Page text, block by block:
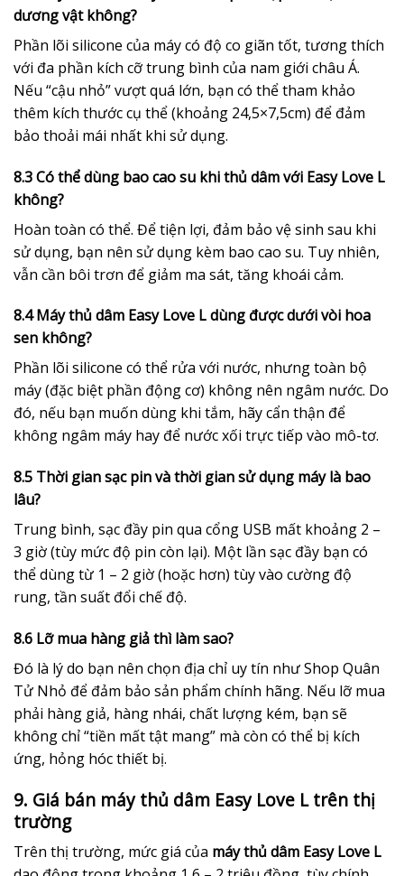
dương vật không?
Phần lõi silicone của máy có độ co giãn tốt, tương thích
với đa phần kích cỡ trung bình của nam giới châu Á.
Nếu “cậu nhỏ” vượt quá lớn, bạn có thể tham khảo
thêm kích thước cụ thể (khoảng 24,5×7,5cm) để đảm
bảo thoải mái nhất khi sử dụng.
8.3 Có thể dùng bao cao su khi thủ dâm với Easy Love L
không?
Hoàn toàn có thể. Để tiện lợi, đảm bảo vệ sinh sau khi
sử dụng, bạn nên sử dụng kèm bao cao su. Tuy nhiên,
vẫn cần bôi trơn để giảm ma sát, tăng khoái cảm.
8.4 Máy thủ dâm Easy Love L dùng được dưới vòi hoa
sen không?
Phần lõi silicone có thể rửa với nước, nhưng toàn bộ
máy (đặc biệt phần động cơ) không nên ngâm nước. Do
đó, nếu bạn muốn dùng khi tắm, hãy cẩn thận để
không ngâm máy hay để nước xối trực tiếp vào mô-tơ.
8.5 Thời gian sạc pin và thời gian sử dụng máy là bao
lâu?
Trung bình, sạc đầy pin qua cổng USB mất khoảng 2 –
3 giờ (tùy mức độ pin còn lại). Một lần sạc đầy bạn có
thể dùng từ 1 – 2 giờ (hoặc hơn) tùy vào cường độ
rung, tần suất đổi chế độ.
8.6 Lỡ mua hàng giả thì làm sao?
Đó là lý do bạn nên chọn địa chỉ uy tín như Shop Quân
Tử Nhỏ để đảm bảo sản phẩm chính hãng. Nếu lỡ mua
phải hàng giả, hàng nhái, chất lượng kém, bạn sẽ
không chỉ “tiền mất tật mang” mà còn có thể bị kích
ứng, hỏng hóc thiết bị.
9. Giá bán máy thủ dâm Easy Love L trên thị
trường
Trên thị trường, mức giá của máy thủ dâm Easy Love L